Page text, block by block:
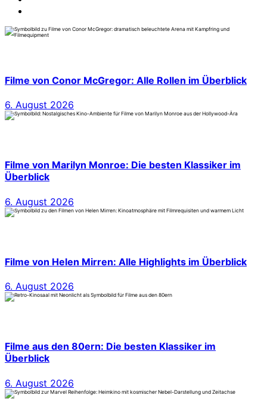
Filme von Conor McGregor: Alle Rollen im Überblick
6. August 2026
Filme von Marilyn Monroe: Die besten Klassiker im
Überblick
6. August 2026
Filme von Helen Mirren: Alle Highlights im Überblick
6. August 2026
Filme aus den 80ern: Die besten Klassiker im
Überblick
6. August 2026